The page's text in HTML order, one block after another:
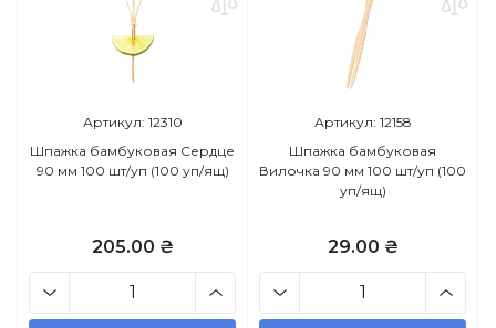
Артикул: 12310
Шпажка бамбуковая Сердце
90 мм 100 шт/уп (100 уп/ящ)
205.00 ₴
Артикул: 12158
Шпажка бамбуковая
Вилочка 90 мм 100 шт/уп (100
уп/ящ)
29.00 ₴